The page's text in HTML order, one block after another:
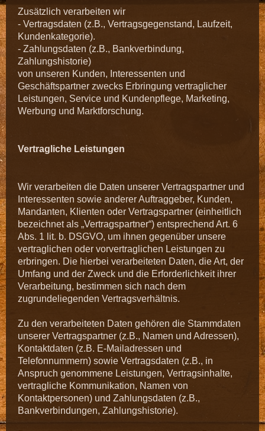
Zusätzlich verarbeiten wir
- Vertragsdaten (z.B., Vertragsgegenstand, Laufzeit,
Kundenkategorie).
- Zahlungsdaten (z.B., Bankverbindung,
Zahlungshistorie)
von unseren Kunden, Interessenten und
Geschäftspartner zwecks Erbringung vertraglicher
Leistungen, Service und Kundenpflege, Marketing,
Werbung und Marktforschung.
Vertragliche Leistungen
Wir verarbeiten die Daten unserer Vertragspartner und
Interessenten sowie anderer Auftraggeber, Kunden,
Mandanten, Klienten oder Vertragspartner (einheitlich
bezeichnet als „Vertragspartner“) entsprechend Art. 6
Abs. 1 lit. b. DSGVO, um ihnen gegenüber unsere
vertraglichen oder vorvertraglichen Leistungen zu
erbringen. Die hierbei verarbeiteten Daten, die Art, der
Umfang und der Zweck und die Erforderlichkeit ihrer
Verarbeitung, bestimmen sich nach dem
zugrundeliegenden Vertragsverhältnis.
Zu den verarbeiteten Daten gehören die Stammdaten
unserer Vertragspartner (z.B., Namen und Adressen),
Kontaktdaten (z.B. E-Mailadressen und
Telefonnummern) sowie Vertragsdaten (z.B., in
Anspruch genommene Leistungen, Vertragsinhalte,
vertragliche Kommunikation, Namen von
Kontaktpersonen) und Zahlungsdaten (z.B.,
Bankverbindungen, Zahlungshistorie).